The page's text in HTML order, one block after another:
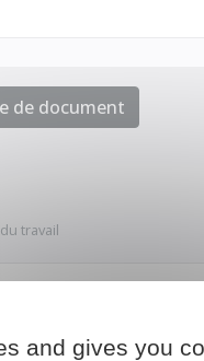
de document
travail
and gives you